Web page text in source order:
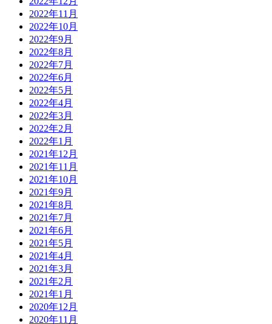
2022年11月
2022年10月
2022年9月
2022年8月
2022年7月
2022年6月
2022年5月
2022年4月
2022年3月
2022年2月
2022年1月
2021年12月
2021年11月
2021年10月
2021年9月
2021年8月
2021年7月
2021年6月
2021年5月
2021年4月
2021年3月
2021年2月
2021年1月
2020年12月
2020年11月